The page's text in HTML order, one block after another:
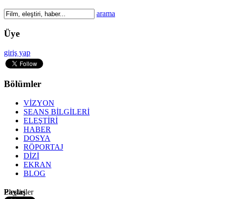
arama
Üye
giriş yap
Bölümler
VİZYON
SEANS BİLGİLERİ
ELEŞTİRİ
HABER
DOSYA
RÖPORTAJ
DİZİ
EKRAN
BLOG
Paylaş
Eleştiriler